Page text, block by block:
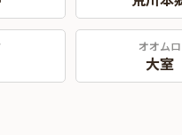
オオムロ
大室